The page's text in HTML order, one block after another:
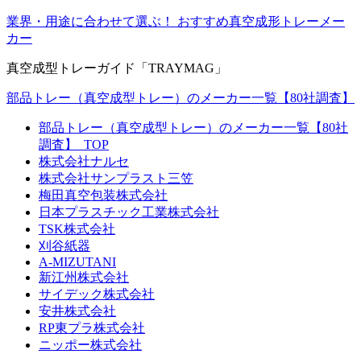
業界・用途に合わせて選ぶ！
おすすめ真空成形トレーメー
カー
真空成型トレーガイド「TRAYMAG」
部品トレー（真空成型トレー）のメーカー一覧【80社調査】
部品トレー（真空成型トレー）のメーカー一覧【80社
調査】_TOP
株式会社ナルセ
株式会社サンプラスト三笠
梅田真空包装株式会社
日本プラスチック工業株式会社
TSK株式会社
刈谷紙器
A-MIZUTANI
新江州株式会社
サイデック株式会社
安井株式会社
RP東プラ株式会社
ニッポー株式会社